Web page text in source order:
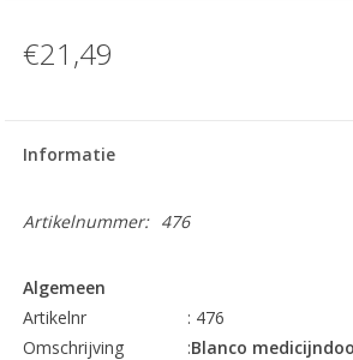
€21,49
Informatie
Artikelnummer: 476
Algemeen
Artikelnr
: 476
Omschrijving
:Blanco